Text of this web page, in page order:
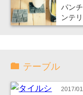
パン
ンテ
テーブル
2017/